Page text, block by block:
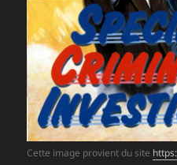
Cette image provient du site